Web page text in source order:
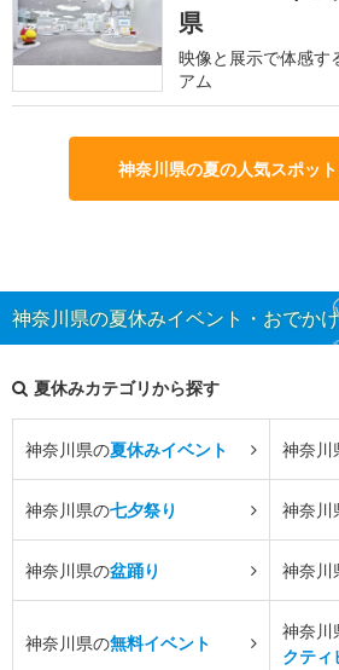
県
映像と展示で体感す
アム
神奈川県の夏の人気スポッ
神奈川県の夏休みイベント・おでか
夏休みカテゴリから探す
神奈川県の夏休みイベント 神奈川
神奈川県の七夕祭り 神奈川
神奈川県の盆踊り 神奈川
神奈川県の無料イベント
神奈川
クティ